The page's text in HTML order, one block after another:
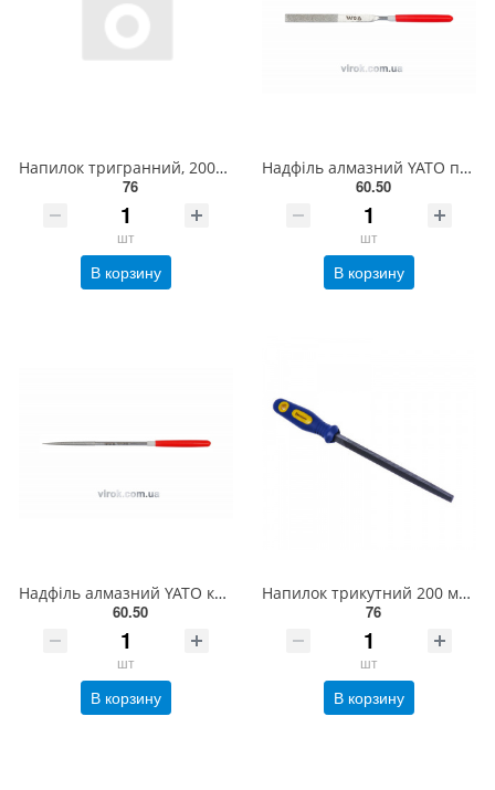
Напилок тригранний, 200мм TSF0200 СТАНДАРТ
76
шт
В корзину
Надфіль алмазний YATO плоский, l= 160/50 мм, b= 4 мм [80/800] YT-6147
60.50
шт
В корзину
Надфіль алмазний YATO круглий, l= 160/50 мм, Ø= 4 мм [80/800] YT-6149
60.50
шт
В корзину
Напилок трикутний 200 мм СТАНДАРТ TSF0200
76
шт
В корзину